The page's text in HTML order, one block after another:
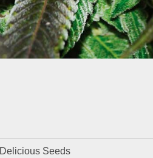
Delicious Seeds